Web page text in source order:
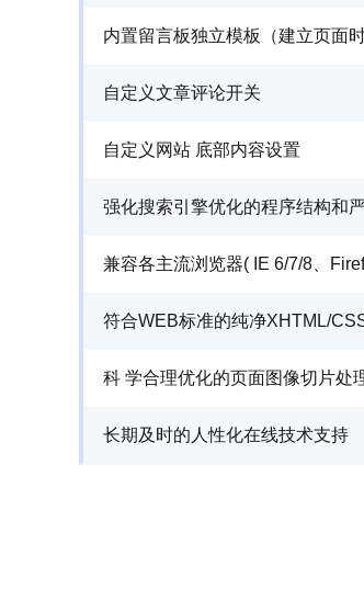
内置留言板独立模板（建立页面
自定义文章评论开关
自定义网站 底部内容设置
强化搜索引擎优化的程序结构和
兼容各主流浏览器( IE 6/7/8、
符合WEB标准的纯净XHTML/
科 学合理优化的页面图像切片处
长期及时的人性化在线技术支持